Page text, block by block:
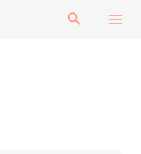
Suchen